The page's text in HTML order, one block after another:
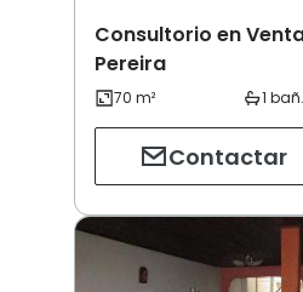
Consultorio en
Pereira
Contactar